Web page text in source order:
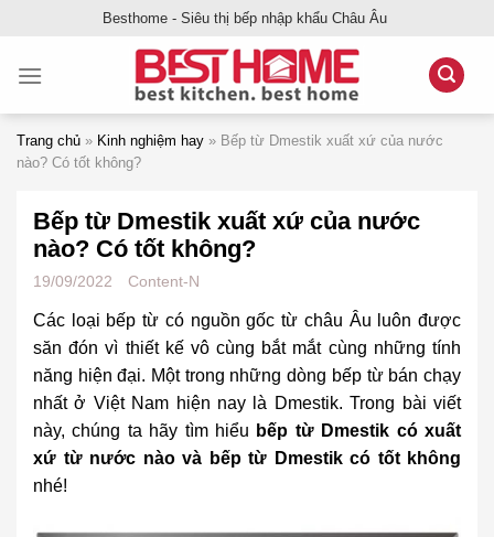
nội
Besthome - Siêu thị bếp nhập khẩu Châu Âu
Trang chủ » Kinh nghiệm hay » Bếp từ Dmestik xuất xứ của nước
nào? Có tốt không?
Bếp từ Dmestik xuất xứ của nước
nào? Có tốt không?
19/09/2022 Content-N
Các loại bếp từ có nguồn gốc từ châu Âu luôn được
săn đón vì thiết kế vô cùng bắt mắt cùng những tính
năng hiện đại. Một trong những dòng bếp từ bán chạy
nhất ở Việt Nam hiện nay là Dmestik. Trong bài viết
này, chúng ta hãy tìm hiểu bếp từ Dmestik có xuất
xứ từ nước nào và bếp từ Dmestik có tốt không
nhé!